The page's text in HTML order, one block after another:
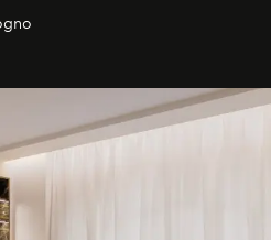
coulisses d'un phénomène